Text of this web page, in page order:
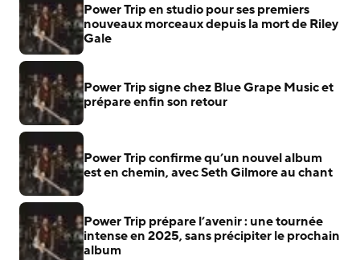
Power Trip en studio pour ses premiers
nouveaux morceaux depuis la mort de Riley
Gale
Power Trip signe chez Blue Grape Music et
prépare enfin son retour
Power Trip confirme qu’un nouvel album
est en chemin, avec Seth Gilmore au chant
Power Trip prépare l’avenir : une tournée
intense en 2025, sans précipiter le prochain
album